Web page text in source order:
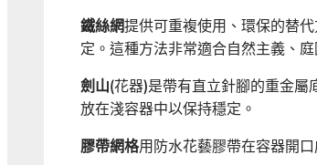
鐵絲網提供可重複使用、環保的替
定。這種方法非常適合自然主義、
劍山(花器)是帶有直立針腳的重金
放在淺容器中以保持穩定。
膠帶網格用防水花藝膠帶在容器開